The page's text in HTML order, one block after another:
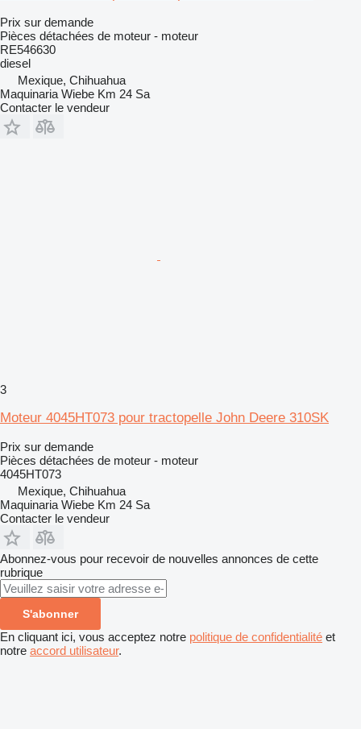
Prix sur demande
Pièces détachées de moteur - moteur
RE546630
diesel
Mexique, Chihuahua
Maquinaria Wiebe Km 24 Sa
Contacter le vendeur
3
Moteur 4045HT073 pour tractopelle John Deere 310SK
Prix sur demande
Pièces détachées de moteur - moteur
4045HT073
Mexique, Chihuahua
Maquinaria Wiebe Km 24 Sa
Contacter le vendeur
Abonnez-vous pour recevoir de nouvelles annonces de cette
rubrique
S'abonner
En cliquant ici, vous acceptez notre politique de confidentialité et
notre accord utilisateur.